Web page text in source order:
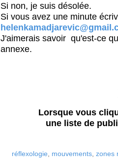
Si non, je suis désolée.
Si vous avez une minute
J'aimerais savoir qu'est-ce
annexe.
Lorsque vous
une liste de
réflexologie mouvements, zones